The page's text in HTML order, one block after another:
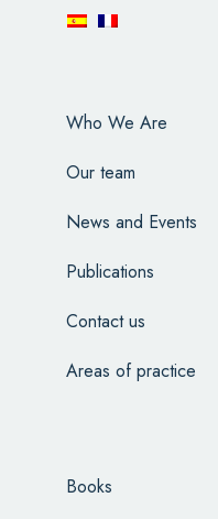
Who We Are
Our team
News and Events
Publications
Contact us
Areas of practice
Books